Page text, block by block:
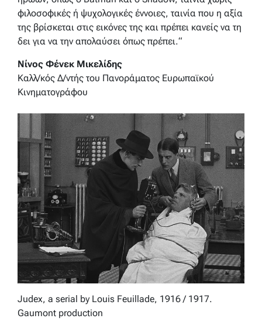
φιλοσοφικές ή ψυχολογικές έννοιες, ταινία που η αξία
της βρίσκεται στις εικόνες της και πρέπει κανείς να τη
δει για να την απολαύσει όπως πρέπει.“
Νίνος Φένεκ Μικελίδης
Καλλ/κός Δ/ντής του Πανοράματος Ευρωπαϊκού
Κινηματογράφου
Judex, a serial by Louis Feuillade, 1916 / 1917.
Gaumont production